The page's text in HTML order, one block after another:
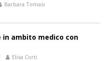
Barbara Tomasi
in ambito medico con
Elisa Corti